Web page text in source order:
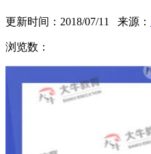
更新时间：2018/07/11 来源：
浏览数：